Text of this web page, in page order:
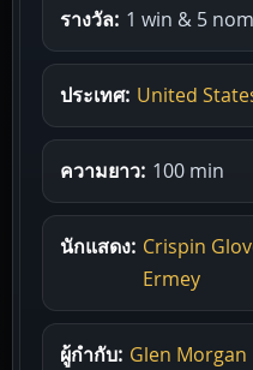
รางวัล: 1 win & 5
ประเทศ: United
ความยาว: 100 min
นักแสดง: Crispin
Ermey
ผู้กำกับ: Glen Morgan